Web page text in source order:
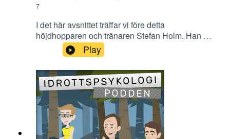
7
I det här avsnittet träffar vi före detta
höjdhopparen och tränaren Stefan Holm. Han är
en av våra mest framgångsrika friidrottare bland
annat med sitt OS-guld i Aten 2004. Numer är
han tränare och pappa till en annan lovande
höjdhoppare, nämligen hans son Melvin. I
avsnittet pratar vi om hur du som förälder till en
elitsatsande ungdom eller vuxen kan göra det på
bästa sätt. Vi kommer också in på några av de
strategier som Stefan utvecklade under sin 9 år
långa mentala träningsperiod.
Play